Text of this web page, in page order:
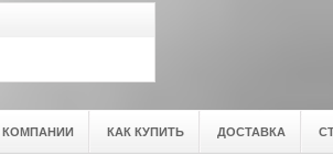
КОМПАНИИ КАК КУПИТЬ ДОСТАВКА